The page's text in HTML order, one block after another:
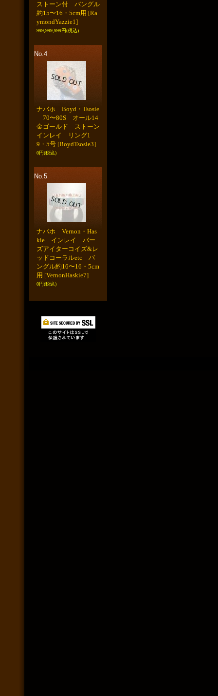
ストーン付 バングル
約15〜16・5cm用 [Ra
ymondYazzie1]
999,999,999円(税込)
No.4
ナバホ Boyd・Tsosie
70〜80S オール14
金ゴールド ストーン
インレイ リング1
9・5号 [BoydTsosie3]
0円(税込)
No.5
ナバホ Vernon・Has
kie インレイ バー
ズアイターコイズ&レ
ッドコーラルetc バ
ングル約16〜16・5cm
用 [VernonHaskie7]
0円(税込)